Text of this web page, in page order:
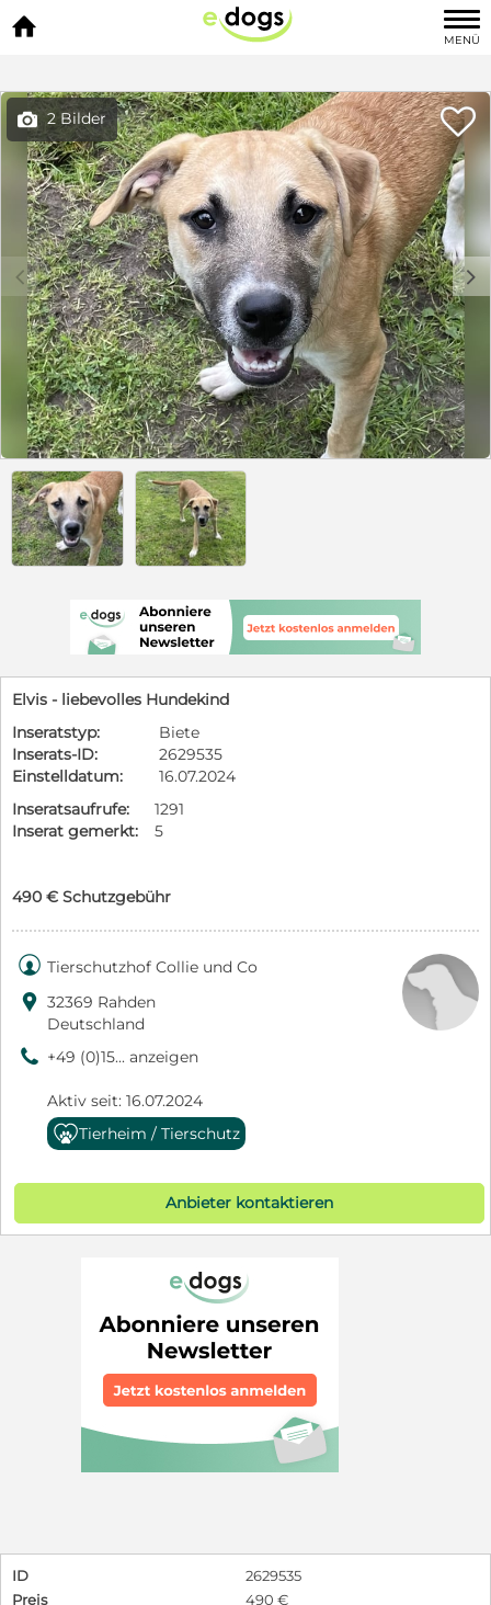

MENÜ
 2 Bilder 
c d
Elvis - liebevolles Hundekind
Inseratstyp:
Biete
Inserats-ID:
2629535
Einstelldatum:
16.07.2024
Inseratsaufrufe:
1291
Inserat gemerkt:
5
490 € Schutzgebühr
 Tierschutzhof Collie und Co
 32369 Rahden
Deutschland
9 +49 (0)15... anzeigen
Aktiv seit: 16.07.2024
Tierheim / Tierschutz
Anbieter kontaktieren
ID
2629535
Preis
490 €